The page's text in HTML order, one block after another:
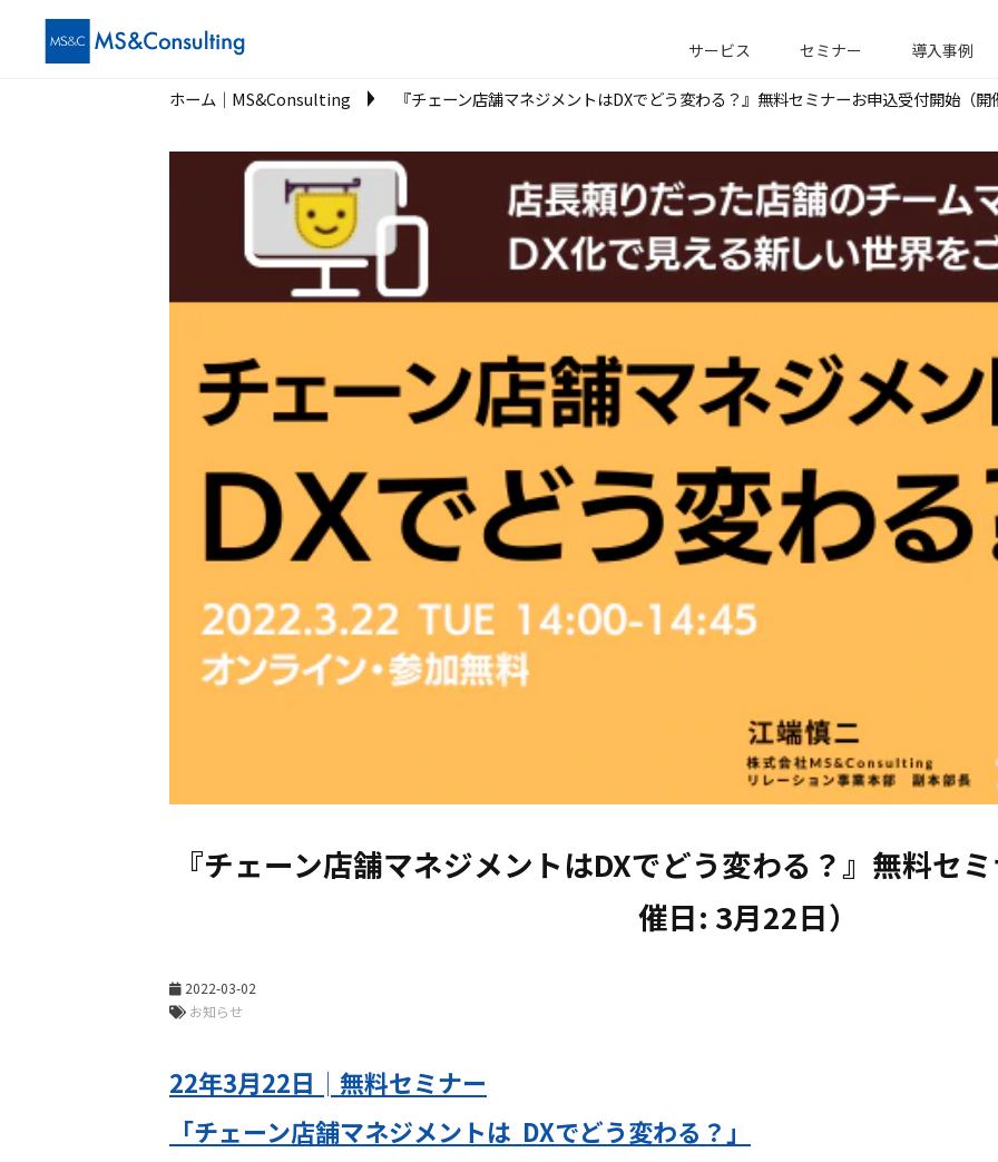
サービス セミナー 導入事例
ホーム│MS&Consulting 『チェーン店舗マネジメントはDXでどう変わる？』無料セミナーお申込受付開始（
『チェーン店舗マネジメントはDXでどう変わる？』無料セ
催日: 3月22日）
2022-03-02
お知らせ
22年3月22日│無料セミナー
「チェーン店舗マネジメントは DXでどう変わる？」